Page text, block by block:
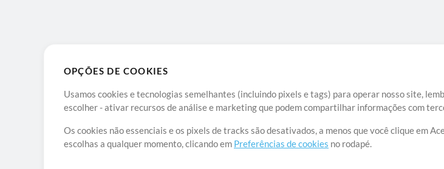
OPÇÕES DE COOKIES
Usamos cookies e tecnologias semelhantes (incluindo pixels e tags) para operar nosso site,
escolher - ativar recursos de análise e marketing que podem compartilhar informações com
Os cookies não essenciais e os pixels de tracks são desativados, a menos que você clique em
escolhas a qualquer momento, clicando em Preferências de cookies no rodapé.